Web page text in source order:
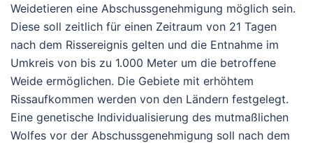
Weidetieren eine Abschussgenehmigung möglich sein.
Diese soll zeitlich für einen Zeitraum von 21 Tagen
nach dem Rissereignis gelten und die Entnahme im
Umkreis von bis zu 1.000 Meter um die betroffene
Weide ermöglichen. Die Gebiete mit erhöhtem
Rissaufkommen werden von den Ländern festgelegt.
Eine genetische Individualisierung des mutmaßlichen
Wolfes vor der Abschussgenehmigung soll nach dem